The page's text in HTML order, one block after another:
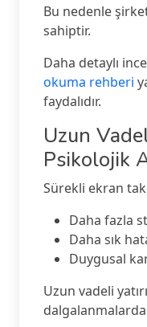
Bu nedenle
sahiptir.
Daha detaylı
okuma rehberi
faydalıdır.
Uzun
Psikolojik
Sürekli ekran
Daha fazla
Daha sık
Duygusal
Uzun vadeli